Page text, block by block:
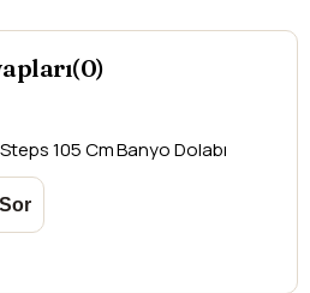
Steps 105 Cm Banyo Dolabı